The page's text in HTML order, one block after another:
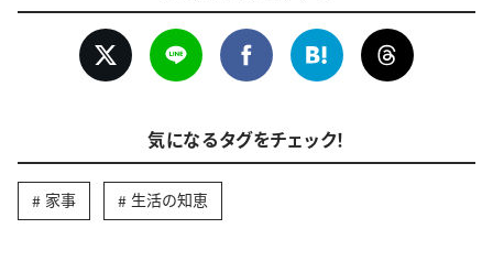
気になるタグをチェック！
家事 生活の知恵